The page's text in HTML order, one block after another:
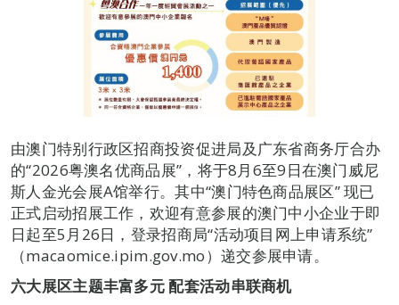
由澳门特别行政区招商投资促进局及广东省商务厅合办
的“2026粤澳名优商品展”，将于8月6至9日在澳门威尼
斯人金光会展A馆举行。其中“澳门特色商品展区” 现已
正式启动招展工作，欢迎有意参展的澳门中小企业于即
日起至5月26日，登录招商局“活动项目网上申请系统”
（macaomice.ipim.gov.mo）递交参展申请。
六大展区主题丰富多元 配套活动串联商机